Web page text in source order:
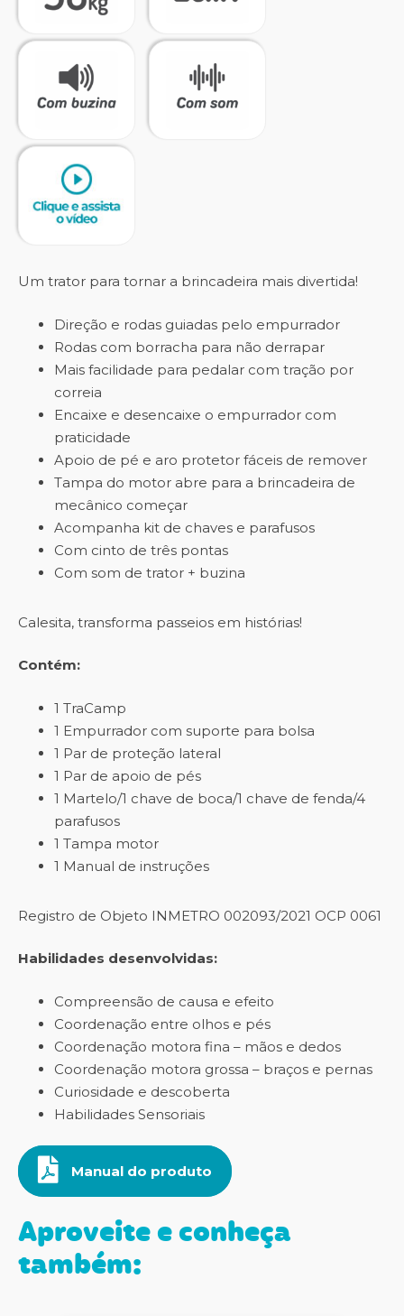
Um trator para tornar a brincadeira mais divertida!
Direção e rodas guiadas pelo empurrador
Rodas com borracha para não derrapar
Mais facilidade para pedalar com tração por
correia
Encaixe e desencaixe o empurrador com
praticidade
Apoio de pé e aro protetor fáceis de remover
Tampa do motor abre para a brincadeira de
mecânico começar
Acompanha kit de chaves e parafusos
Com cinto de três pontas
Com som de trator + buzina
Calesita, transforma passeios em histórias!
Contém:
1 TraCamp
1 Empurrador com suporte para bolsa
1 Par de proteção lateral
1 Par de apoio de pés
1 Martelo/1 chave de boca/1 chave de fenda/4
parafusos
1 Tampa motor
1 Manual de instruções
Registro de Objeto INMETRO 002093/2021 OCP 0061
Habilidades desenvolvidas:
Compreensão de causa e efeito
Coordenação entre olhos e pés
Coordenação motora fina – mãos e dedos
Coordenação motora grossa – braços e pernas
Curiosidade e descoberta
Habilidades Sensoriais
Manual do produto
Aproveite e conheça
também: